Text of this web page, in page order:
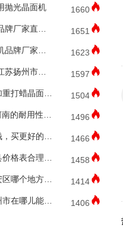
抛光晶面机 1660
1651
1623
1597
1504
1496
1466
1458
1414
1406